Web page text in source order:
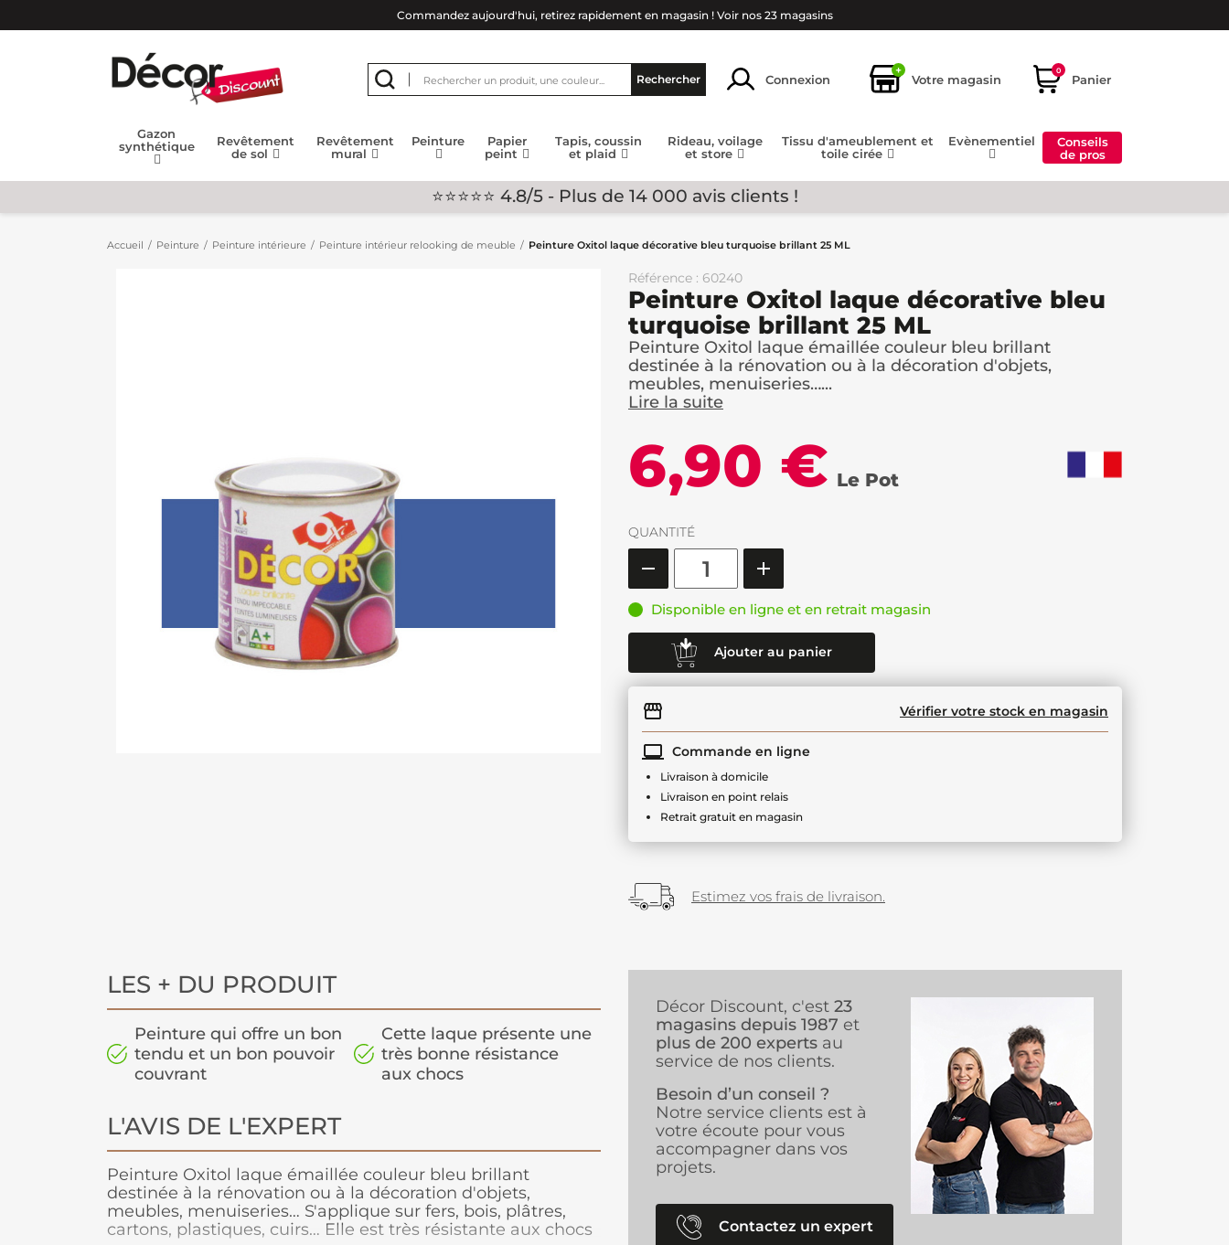
Commandez aujourd'hui, retirez rapidement en magasin ! Voir nos 23 magasins
Rechercher Connexion
+
Votre magasin
0
Panier
Gazon
synthétique
Revêtement
de sol
Revêtement
mural
Peinture
Papier
peint
Tapis, coussin
et plaid
Rideau, voilage
et store
Tissu d'ameublement et
toile cirée
Evènementiel
Conseils
de pros
⭐⭐⭐⭐⭐ 4.8/5 - Plus de 14 000 avis clients !
Accueil Peinture Peinture intérieure Peinture intérieur relooking de meuble Peinture Oxitol laque décorative bleu turquoise brillant 25 ML
Référence : 60240
Peinture Oxitol laque décorative bleu
turquoise brillant 25 ML
Peinture Oxitol laque émaillée couleur bleu brillant
destinée à la rénovation ou à la décoration d'objets,
meubles, menuiseries…...
Lire la suite
6,90 € Le Pot
QUANTITÉ
Disponible en ligne et en retrait magasin
Ajouter au panier
Vérifier votre stock en magasin
Commande en ligne
Livraison à domicile
Livraison en point relais
Retrait gratuit en magasin
Estimez vos frais de livraison.
LES + DU PRODUIT
Peinture qui offre un bon
tendu et un bon pouvoir
couvrant
Cette laque présente une
très bonne résistance
aux chocs
L'AVIS DE L'EXPERT
Peinture Oxitol laque émaillée couleur bleu brillant
destinée à la rénovation ou à la décoration d'objets,
meubles, menuiseries… S'applique sur fers, bois, plâtres,
cartons, plastiques, cuirs… Elle est très résistante aux chocs
Décor Discount, c'est 23
magasins depuis 1987 et
plus de 200 experts au
service de nos clients.
Besoin d’un conseil ?
Notre service clients est à
votre écoute pour vous
accompagner dans vos
projets.
Contactez un expert